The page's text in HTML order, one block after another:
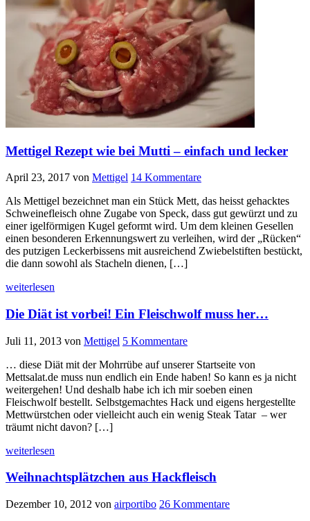
Mettigel Rezept wie bei Mutti – einfach und lecker
April 23, 2017 von Mettigel 14 Kommentare
Als Mettigel bezeichnet man ein Stück Mett, das heisst gehacktes
Schweinefleisch ohne Zugabe von Speck, dass gut gewürzt und zu
einer igelförmigen Kugel geformt wird. Um dem kleinen Gesellen
einen besonderen Erkennungswert zu verleihen, wird der „Rücken“
des putzigen Leckerbissens mit ausreichend Zwiebelstiften bestückt,
die dann sowohl als Stacheln dienen, […]
weiterlesen
Die Diät ist vorbei! Ein Fleischwolf muss her…
Juli 11, 2013 von Mettigel 5 Kommentare
… diese Diät mit der Mohrrübe auf unserer Startseite von
Mettsalat.de muss nun endlich ein Ende haben! So kann es ja nicht
weitergehen! Und deshalb habe ich ich mir soeben einen
Fleischwolf bestellt. Selbstgemachtes Hack und eigens hergestellte
Mettwürstchen oder vielleicht auch ein wenig Steak Tatar – wer
träumt nicht davon? […]
weiterlesen
Weihnachtsplätzchen aus Hackfleisch
Dezember 10, 2012 von airportibo 26 Kommentare